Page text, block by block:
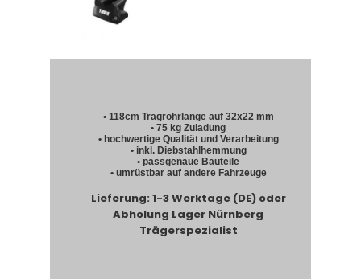
• 118cm Tragrohrlänge auf 32x22 mm
• 75 kg Zuladung
• hochwertige Qualität und Verarbeitung
• inkl. Diebstahlhemmung
• passgenaue Bauteile
• umrüstbar auf andere Fahrzeuge
Lieferung: 1-3 Werktage (DE) oder
Abholung Lager Nürnberg
Trägerspezialist